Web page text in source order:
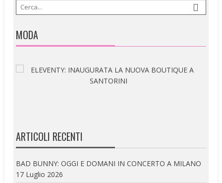
MODA
ARTICOLI RECENTI
BAD BUNNY: OGGI E DOMANI IN CONCERTO A MILANO
17 Luglio 2026